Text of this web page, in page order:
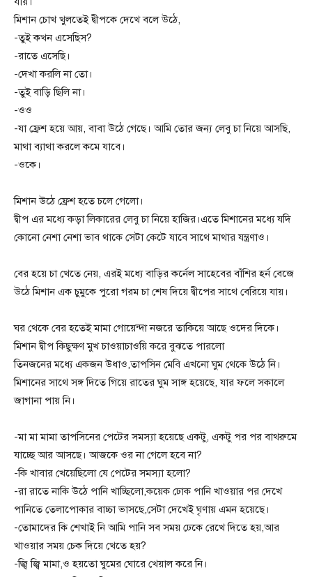
মিশান চোখ খুলতেই দ্বীপকে দেখে বলে উঠে,
-তুই কখন এসেছিস?
-রাতে এসেছি।
-দেখা করলি না তো।
-তুই বাড়ি ছিলি না।
-ওও
-যা ফ্রেশ হয়ে আয়, বাবা উঠে গেছে। আমি তোর জন্য লেবু চা নিয়ে আসছি,
মাথা ব্যাথা করলে কমে যাবে।
-ওকে।
মিশান উঠে ফ্রেশ হতে চলে গেলো।
দ্বীপ এর মধ্যে কড়া লিকারের লেবু চা নিয়ে হাজির।এতে মিশানের মধ্যে যদি
কোনো নেশা নেশা ভাব থাকে সেটা কেটে যাবে সাথে মাথার যন্ত্রণাও।
বের হয়ে চা খেতে নেয়, এরই মধ্যে বাড়ির কর্নেল সাহেবের বাঁশির হর্ন বেজে
উঠে মিশান এক চুমুকে পুরো গরম চা শেষ দিয়ে দ্বীপের সাথে বেরিয়ে যায়।
ঘর থেকে বের হতেই মামা গোয়েন্দা নজরে তাকিয়ে আছে ওদের দিকে।
মিশান দ্বীপ কিছুক্ষণ মুখ চাওয়াচাওয়ি করে বুঝতে পারলো
তিনজনের মধ্যে একজন উধাও,তাপসিন মেবি এখনো ঘুম থেকে উঠে নি।
মিশানের সাথে সঙ্গ দিতে গিয়ে রাতের ঘুম সাঙ্গ হয়েছে, যার ফলে সকালে
জাগানা পায় নি।
-মা মা মামা তাপসিনের পেটের সমস্যা হয়েছে একটু, একটু পর পর বাথরুমে
যাচ্ছে আর আসছে। আজকে ওর না গেলে হবে না?
-কি খাবার খেয়েছিলো যে পেটের সমস্যা হলো?
-রা রাতে নাকি উঠে পানি খাচ্ছিলো,কয়েক ঢোক পানি খাওয়ার পর দেখে
পানিতে তেলাপোকার বাচ্চা ভাসছে,সেটা দেখেই ঘৃণায় এমন হয়েছে।
-তোমাদের কি শেখাই নি আমি পানি সব সময় ঢেকে রেখে দিতে হয়,আর
খাওয়ার সময় চেক দিয়ে খেতে হয়?
-জ্বি জ্বি মামা,ও হয়তো ঘুমের ঘোরে খেয়াল করে নি।